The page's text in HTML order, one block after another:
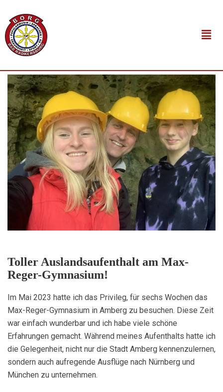
Toller Auslandsaufenthalt am Max-
Reger-Gymnasium!
Im Mai 2023 hatte ich das Privileg, für sechs Wochen das
Max-Reger-Gymnasium in Amberg zu besuchen. Diese Zeit
war einfach wunderbar und ich habe viele schöne
Erfahrungen gemacht. Während meines Aufenthalts hatte ich
die Gelegenheit, nicht nur die Stadt Amberg kennenzulernen,
sondern auch aufregende Ausflüge nach Nürnberg und
München zu unternehmen.